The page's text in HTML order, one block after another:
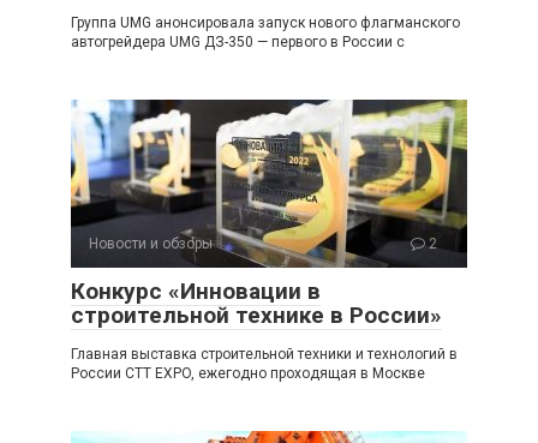
Группа UMG анонсировала запуск нового флагманского
автогрейдера UMG ДЗ-350 — первого в России с
Новости и обзоры 2
Конкурс «Инновации в
строительной технике в России»
Главная выставка строительной техники и технологий в
России CTT EXPO, ежегодно проходящая в Москве